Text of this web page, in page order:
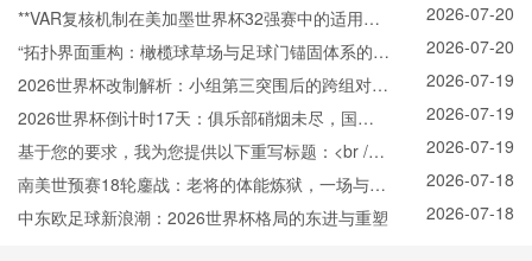
演与战术适配”
**VAR复核机制在美加墨世界杯32强赛中的适用困
境与争议焦点深度解析**
2026-07-20
“拓扑界面重构：橄榄球草场与足球门锚固体系的空
间耦合机制”
2026-07-20
2026世界杯改制解析：小组第三突围后的跨组对战
机制
2026-07-19
2026世界杯倒计时17天：俱乐部硝烟未尽，国家
队已悄然“换阵”新战场
2026-07-19
基于您的要求，我为您提供以下重写标题：<br />
<br /> **2026世界杯北美空域动态协调机制：跨区
航路弹性管理与区域交通网络协同效能分析**
2026-07-19
南美世预赛18轮鏖战：老将的体能炼狱，一场与岁
月的拉锯
2026-07-18
中东欧足球新浪潮：2026世界杯格局的东进与重塑
2026-07-18